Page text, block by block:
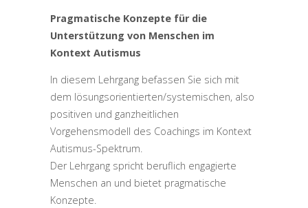
Pragmatische Konzepte für die
Unterstützung von Menschen im
Kontext Autismus
In diesem Lehrgang befassen Sie sich mit
dem lösungsorientierten/systemischen, also
positiven und ganzheitlichen
Vorgehensmodell des Coachings im Kontext
Autismus-Spektrum.
Der Lehrgang spricht beruflich engagierte
Menschen an und bietet pragmatische
Konzepte.